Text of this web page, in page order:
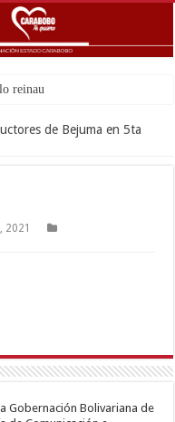
reinauguraron CDI y S
de Bejuma en 5ta
2021
Gobernación Bolivariana de